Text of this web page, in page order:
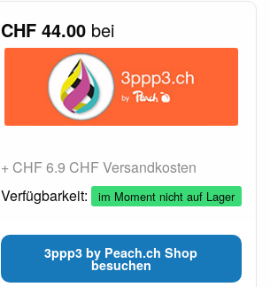
CHF 44.00bei
+ CHF 6.9 CHF Versandkosten
Verfügbarkeit:
im Moment nicht auf Lager
3ppp3 by Peach.ch Shop
besuchen